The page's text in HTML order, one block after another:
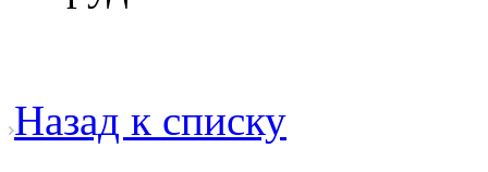
Назад к списку